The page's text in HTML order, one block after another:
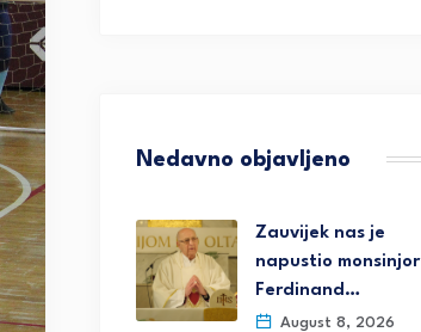
Nedavno objavljeno
Zauvijek nas je
napustio monsinjor
Ferdinand…
August 8, 2026